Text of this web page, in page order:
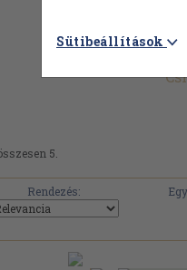
5.
Rendezés:
Sütibeállítások